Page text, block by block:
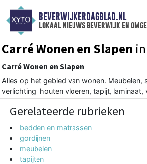
BEVERWIJKERDAGBLAD.NL
lokaal nieuws beverwijk en
Carré Wonen en Slapen
Carré Wonen en Slapen
Alles op het gebied van wonen. Meubelen,
verlichting, houten vloeren, tapijt, laminaat,
Gerelateerde rubrieken
bedden en matrassen
gordijnen
meubelen
tapijten